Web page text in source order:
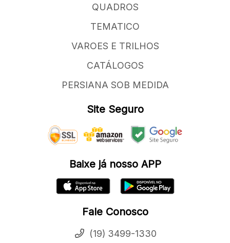
QUADROS
TEMATICO
VAROES E TRILHOS
CATÁLOGOS
PERSIANA SOB MEDIDA
Site Seguro
Baixe já nosso APP
Fale Conosco
(19) 3499-1330